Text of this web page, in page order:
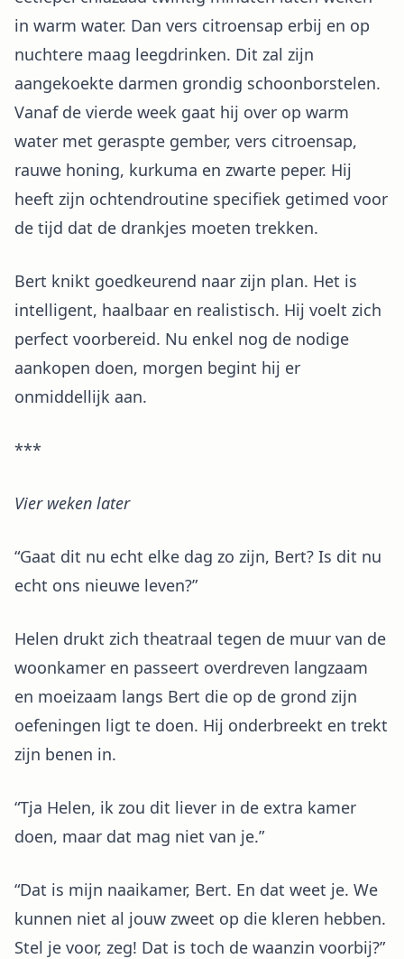
in warm water. Dan vers citroensap erbij en op
nuchtere maag leegdrinken. Dit zal zijn
aangekoekte darmen grondig schoonborstelen.
Vanaf de vierde week gaat hij over op warm
water met geraspte gember, vers citroensap,
rauwe honing, kurkuma en zwarte peper. Hij
heeft zijn ochtendroutine specifiek getimed voor
de tijd dat de drankjes moeten trekken.
Bert knikt goedkeurend naar zijn plan. Het is
intelligent, haalbaar en realistisch. Hij voelt zich
perfect voorbereid. Nu enkel nog de nodige
aankopen doen, morgen begint hij er
onmiddellijk aan.
***
Vier weken later
“Gaat dit nu echt elke dag zo zijn, Bert? Is dit nu
echt ons nieuwe leven?”
Helen drukt zich theatraal tegen de muur van de
woonkamer en passeert overdreven langzaam
en moeizaam langs Bert die op de grond zijn
oefeningen ligt te doen. Hij onderbreekt en trekt
zijn benen in.
“Tja Helen, ik zou dit liever in de extra kamer
doen, maar dat mag niet van je.”
“Dat is mijn naaikamer, Bert. En dat weet je. We
kunnen niet al jouw zweet op die kleren hebben.
Stel je voor, zeg! Dat is toch de waanzin voorbij?”